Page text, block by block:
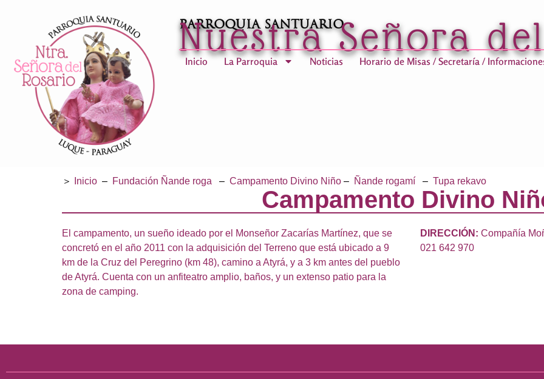
Parroquia Santuario
Nuestra Señora
Inicio La Parroquia Noticias Horario de Misas / Secretaría /
＞ Inicio – Fundación Ñande roga – Campamento Divino Niño – Ñande rogamí – Tupa rekavo
Campamento Divino
El campamento, un sueño ideado por el Monseñor Zacarías Martínez, que se
concretó en el año 2011 con la adquisición del Terreno que está ubicado a 9
km de la Cruz del Peregrino (km 48), camino a Atyrá, y a 3 km antes del pueblo
de Atyrá. Cuenta con un anfiteatro amplio, baños, y un extenso patio para la
zona de camping.
DIRECCIÓN: Compañía
021 642 970